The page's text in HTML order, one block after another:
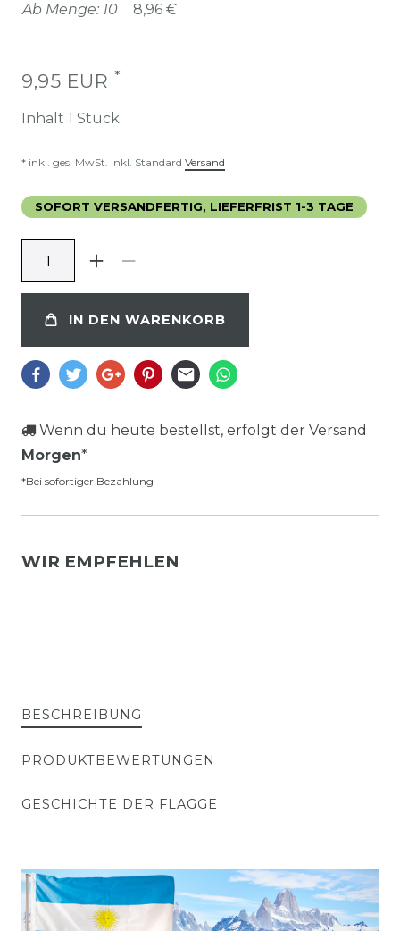
Ab Menge: 10
8,96 €
9,95 EUR *
Inhalt 1 Stück
* inkl. ges. MwSt. inkl. Standard Versand
SOFORT VERSANDFERTIG, LIEFERFRIST 1-3 TAGE
IN DEN WARENKORB
Wenn du heute bestellst, erfolgt der Versand
Morgen*
*Bei sofortiger Bezahlung
WIR EMPFEHLEN
BESCHREIBUNG
PRODUKTBEWERTUNGEN
GESCHICHTE DER FLAGGE